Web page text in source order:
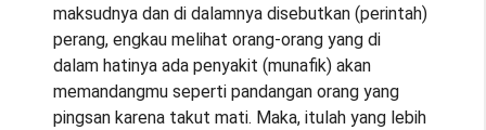
maksudnya dan di dalamnya disebutkan (perintah)
perang, engkau melihat orang-orang yang di
dalam hatinya ada penyakit (munafik) akan
memandangmu seperti pandangan orang yang
pingsan karena takut mati. Maka, itulah yang lebih